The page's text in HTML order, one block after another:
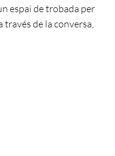
espai de trobada per
de la conversa,